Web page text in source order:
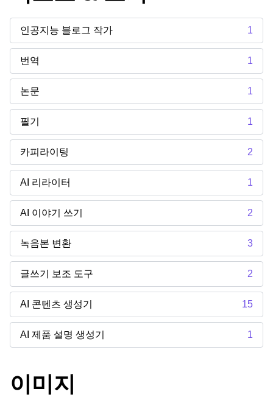
인공지능 블로그 작가 1
번역 1
논문 1
필기 1
카피라이팅 2
AI 리라이터 1
AI 이야기 쓰기 2
녹음본 변환 3
글쓰기 보조 도구 2
AI 콘텐츠 생성기 15
AI 제품 설명 생성기 1
이미지